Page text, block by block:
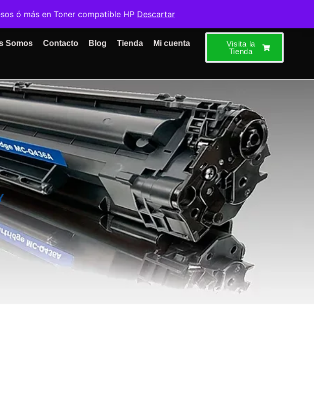
ó más en Toner compatible HP Descartar
Somos Contacto Blog Tienda Mi cuenta
Visita la
Tienda